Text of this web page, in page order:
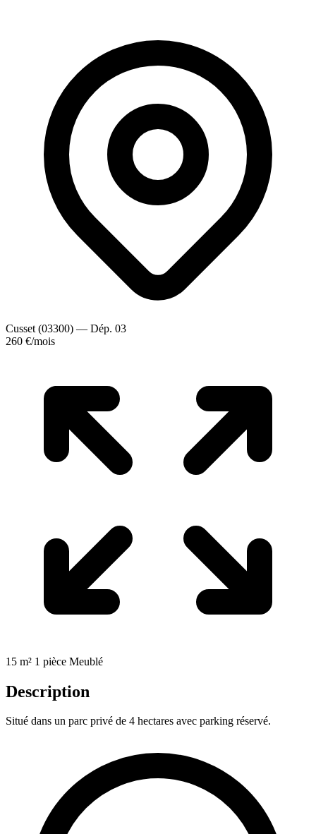
Cusset (03300) — Dép. 03
260 €/mois
15 m² 1 pièce Meublé
Description
Situé dans un parc privé de 4 hectares avec parking réservé.